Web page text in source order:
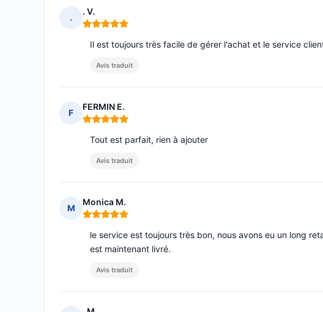
.
. V.
Note : 5 sur 5
Il est toujours très facile de gérer l'achat et le service
Avis traduit
F
FERMIN E.
Note : 5 sur 5
Tout est parfait, rien à ajouter
Avis traduit
M
Monica M.
Note : 5 sur 5
le service est toujours très bon, nous avons eu un long
est maintenant livré.
Avis traduit